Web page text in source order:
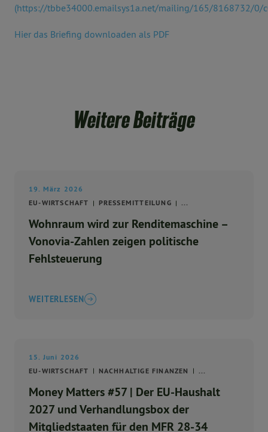
(https://tbbe34000.emailsys1a.net/mailing/165/8168732/0/
Hier das Briefing downloaden als PDF
Weitere Beiträge
19. März 2026
EU-WIRTSCHAFT
PRESSEMITTEILUNG ...
Wohnraum wird zur Renditemaschine –
Vonovia-Zahlen zeigen politische
Fehlsteuerung
WEITERLESEN
15. Juni 2026
EU-WIRTSCHAFT
NACHHALTIGE FINANZEN ...
Money Matters #57 | Der EU-Haushalt
2027 und Verhandlungsbox der
Mitgliedstaaten für den MFR 28-34